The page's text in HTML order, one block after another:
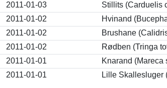
2011-01-03 Stillits (Carduelis
2011-01-02 Hvinand
2011-01-02 Brushane
2011-01-02 Rødben (Tringa
2011-01-01 Knarand (Mareca
2011-01-01 Lille Skallesluger